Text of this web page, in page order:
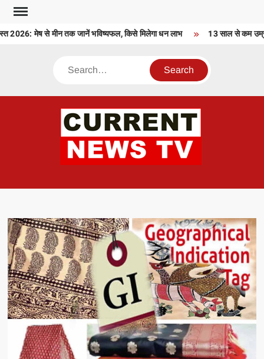
Skip
contentमेष से मीन तक जानें भविष्यफल, किसे मिलेगा धन लाभ 13 साल से कम उम्र
Search